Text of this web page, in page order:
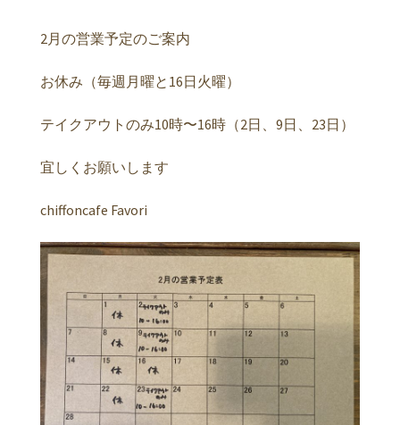
2月の営業予定のご案内
お休み（毎週月曜と16日火曜）
テイクアウトのみ10時〜16時（2日、9日、23日）
宜しくお願いします
chiffoncafe Favori